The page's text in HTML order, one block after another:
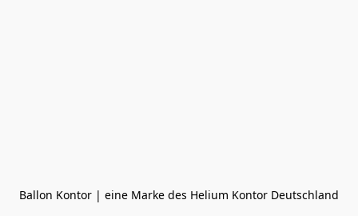
Ballon Kontor | eine Marke des Helium Kontor Deutschland